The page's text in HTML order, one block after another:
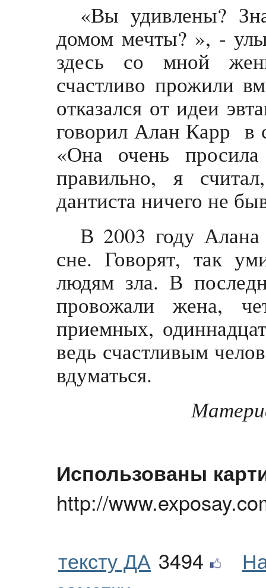
«Вы удивлены?
домом мечты? », -
здесь со мной
счастливо прожили
отказался от идеи
говорил Алан Карр в
«Она очень
правильно, я
дантиста ничего не
В 2003 году
сне. Говорят, так
людям зла. В
провожали жена,
приемных,
ведь счастливым
вдуматься.
Использованы
http://
тексту ДА 3494